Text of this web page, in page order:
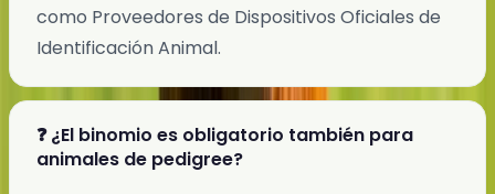
como Proveedores de Dispositivos Oficiales de
Identificación Animal.
❓ ¿El binomio es obligatorio también para
animales de pedigree?